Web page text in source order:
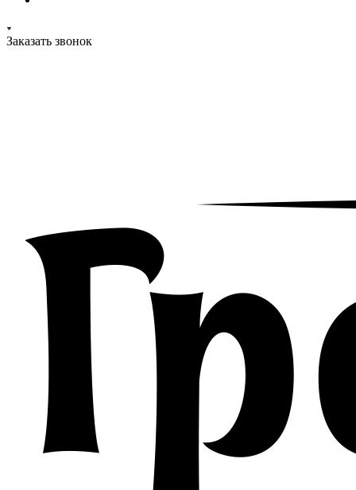
Заказать звонок